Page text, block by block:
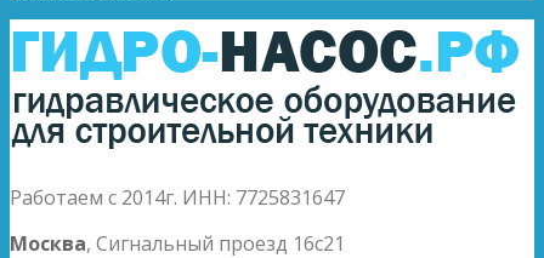
Работаем с 2014г. ИНН: 7725831647
Москва, Сигнальный проезд 16с21